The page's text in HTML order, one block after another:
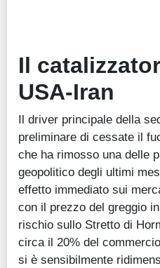
Il
USA-Iran
Il driver principale della
preliminare di cessate il
che ha rimosso una delle
geopolitico degli ultimi
effetto immediato sui
con il prezzo del greggio
rischio sullo Stretto di
circa il 20% del
si è sensibilmente